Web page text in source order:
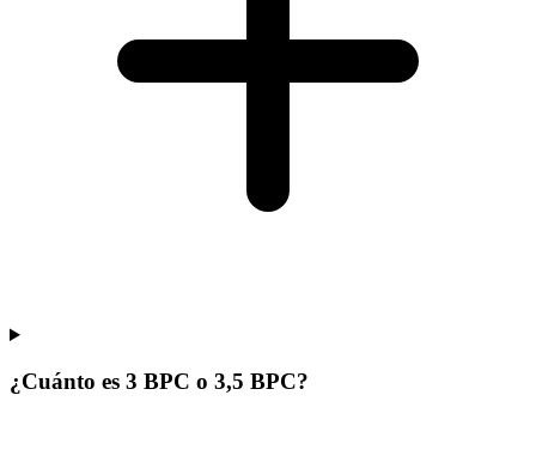
¿Cuánto es 3 BPC o 3,5 BPC?